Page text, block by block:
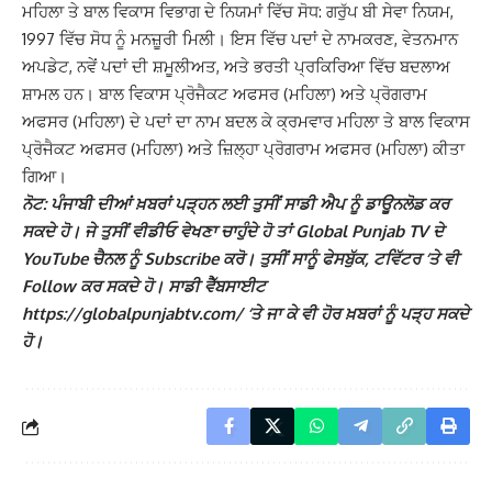
ਮਹਿਲਾ ਤੇ ਬਾਲ ਵਿਕਾਸ ਵਿਭਾਗ ਦੇ ਨਿਯਮਾਂ ਵਿੱਚ ਸੋਧ: ਗਰੁੱਪ ਬੀ ਸੇਵਾ ਨਿਯਮ,
1997 ਵਿੱਚ ਸੋਧ ਨੂੰ ਮਨਜ਼ੂਰੀ ਮਿਲੀ। ਇਸ ਵਿੱਚ ਪਦਾਂ ਦੇ ਨਾਮਕਰਣ, ਵੇਤਨਮਾਨ
ਅਪਡੇਟ, ਨਵੇਂ ਪਦਾਂ ਦੀ ਸ਼ਮੂਲੀਅਤ, ਅਤੇ ਭਰਤੀ ਪ੍ਰਕਿਰਿਆ ਵਿੱਚ ਬਦਲਾਅ
ਸ਼ਾਮਲ ਹਨ। ਬਾਲ ਵਿਕਾਸ ਪ੍ਰੋਜੈਕਟ ਅਫਸਰ (ਮਹਿਲਾ) ਅਤੇ ਪ੍ਰੋਗਰਾਮ
ਅਫਸਰ (ਮਹਿਲਾ) ਦੇ ਪਦਾਂ ਦਾ ਨਾਮ ਬਦਲ ਕੇ ਕ੍ਰਮਵਾਰ ਮਹਿਲਾ ਤੇ ਬਾਲ ਵਿਕਾਸ
ਪ੍ਰੋਜੈਕਟ ਅਫਸਰ (ਮਹਿਲਾ) ਅਤੇ ਜ਼ਿਲ੍ਹਾ ਪ੍ਰੋਗਰਾਮ ਅਫਸਰ (ਮਹਿਲਾ) ਕੀਤਾ
ਗਿਆ।
ਨੋਟ: ਪੰਜਾਬੀ ਦੀਆਂ ਖ਼ਬਰਾਂ ਪੜ੍ਹਨ ਲਈ ਤੁਸੀਂ ਸਾਡੀ ਐਪ ਨੂੰ ਡਾਊਨਲੋਡ ਕਰ
ਸਕਦੇ ਹੋ। ਜੇ ਤੁਸੀਂ ਵੀਡੀਓ ਵੇਖਣਾ ਚਾਹੁੰਦੇ ਹੋ ਤਾਂ Global Punjab TV ਦੇ
YouTube ਚੈਨਲ ਨੂੰ Subscribe ਕਰੋ। ਤੁਸੀਂ ਸਾਨੂੰ ਫੇਸਬੁੱਕ, ਟਵਿੱਟਰ ‘ਤੇ ਵੀ
Follow ਕਰ ਸਕਦੇ ਹੋ। ਸਾਡੀ ਵੈੱਬਸਾਈਟ
https://globalpunjabtv.com/ ‘ਤੇ ਜਾ ਕੇ ਵੀ ਹੋਰ ਖ਼ਬਰਾਂ ਨੂੰ ਪੜ੍ਹ ਸਕਦੇ
ਹੋ।